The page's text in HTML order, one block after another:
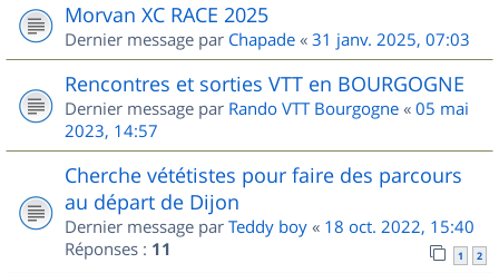
Morvan XC RACE 2025
Dernier message par Chapade « 31 janv. 2025, 07:03
Rencontres et sorties VTT en BOURGOGNE
Dernier message par Rando VTT Bourgogne « 05 mai
2023, 14:57
Cherche vététistes pour faire des parcours
au départ de Dijon
Dernier message par Teddy boy « 18 oct. 2022, 15:40
Réponses : 11 1 2